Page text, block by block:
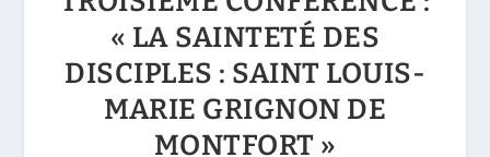
« LA SAINTETÉ DES
DISCIPLES : SAINT LOUIS-
MARIE GRIGNON DE
MONTFORT »